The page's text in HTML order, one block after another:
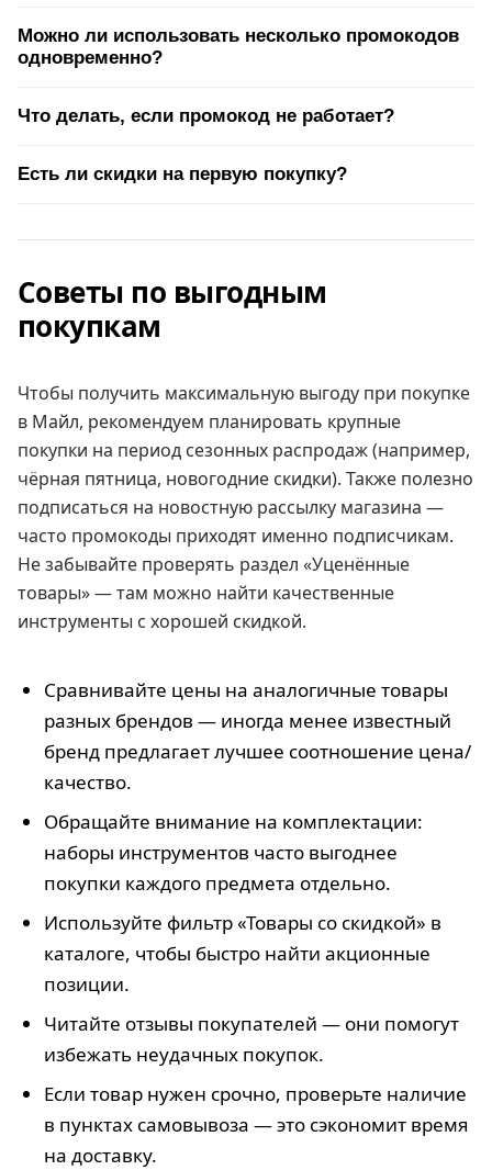
Можно ли использовать несколько промокодов
одновременно?
Что делать, если промокод не работает?
Есть ли скидки на первую покупку?
Советы по выгодным
покупкам
Чтобы получить максимальную выгоду при покупке
в Майл, рекомендуем планировать крупные
покупки на период сезонных распродаж (например,
чёрная пятница, новогодние скидки). Также полезно
подписаться на новостную рассылку магазина —
часто промокоды приходят именно подписчикам.
Не забывайте проверять раздел «Уценённые
товары» — там можно найти качественные
инструменты с хорошей скидкой.
Сравнивайте цены на аналогичные товары
разных брендов — иногда менее известный
бренд предлагает лучшее соотношение цена/
качество.
Обращайте внимание на комплектации:
наборы инструментов часто выгоднее
покупки каждого предмета отдельно.
Используйте фильтр «Товары со скидкой» в
каталоге, чтобы быстро найти акционные
позиции.
Читайте отзывы покупателей — они помогут
избежать неудачных покупок.
Если товар нужен срочно, проверьте наличие
в пунктах самовывоза — это сэкономит время
на доставку.